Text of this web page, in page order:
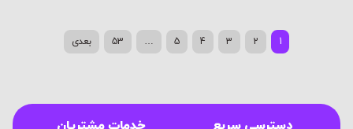
1
2
3
4
5
…
53 بعدی